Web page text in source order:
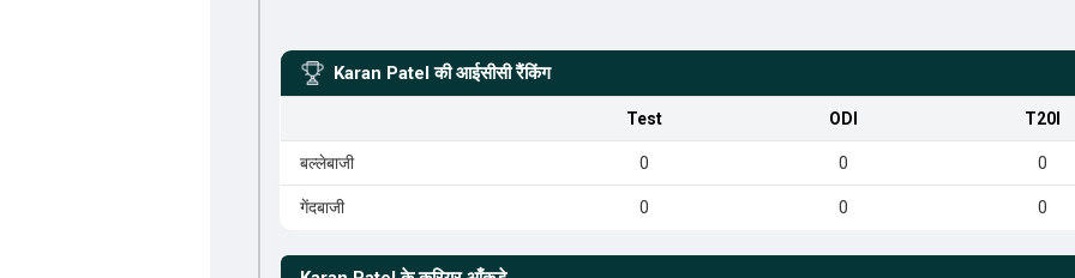
Karan Patel की आईसीसी रैंकिंग
Test ODI T20I
बल्लेबाजी 0 0 0
गेंदबाजी 0 0 0